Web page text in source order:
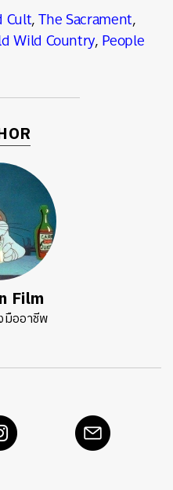
Cult,The Sacrament,
Wild Country,People
Film
ออาชีพ